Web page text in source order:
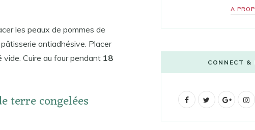
les peaux de pommes de
antiadhésive. Placer
vide. Cuire au four pendant 18
terre congelées
A
CONNECT &
F
G
I